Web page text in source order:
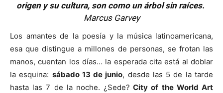
origen y su cultura, son como un árbol sin raíces.
Marcus Garvey
Los amantes de la poesía y la música latinoamericana,
esa que distingue a millones de personas, se frotan las
manos, cuentan los días… la esperada cita está al doblar
la esquina: sábado 13 de junio, desde las 5 de la tarde
hasta las 7 de la noche. ¿Sede? City of the World Art